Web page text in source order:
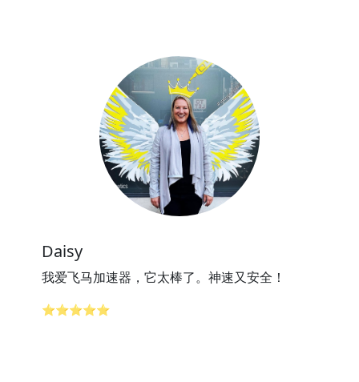
Daisy
我爱飞马加速器，它太棒了。神速又安全！
⭐⭐⭐⭐⭐